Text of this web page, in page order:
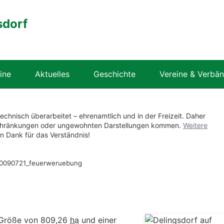
Aktuelles Geschichte Vereine &
überarbeitet – ehrenamtlich und in der Freizeit. Daher
oder ungewohnten Darstellungen kommen. Weitere
Dank für das Verständnis!
von 809,26 ha und einer